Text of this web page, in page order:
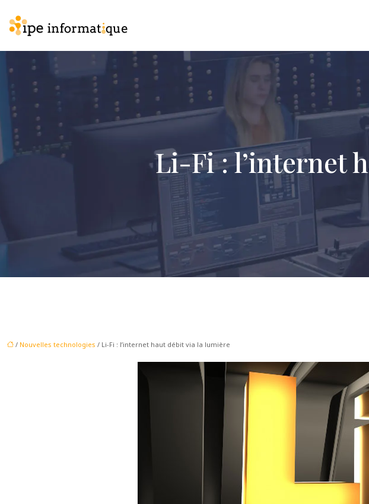
Li-Fi : l’internet
/ Nouvelles technologies / Li-Fi : l’internet haut débit via la lumière